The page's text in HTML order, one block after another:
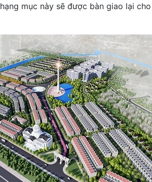
mục này sẽ được bàn giao lại